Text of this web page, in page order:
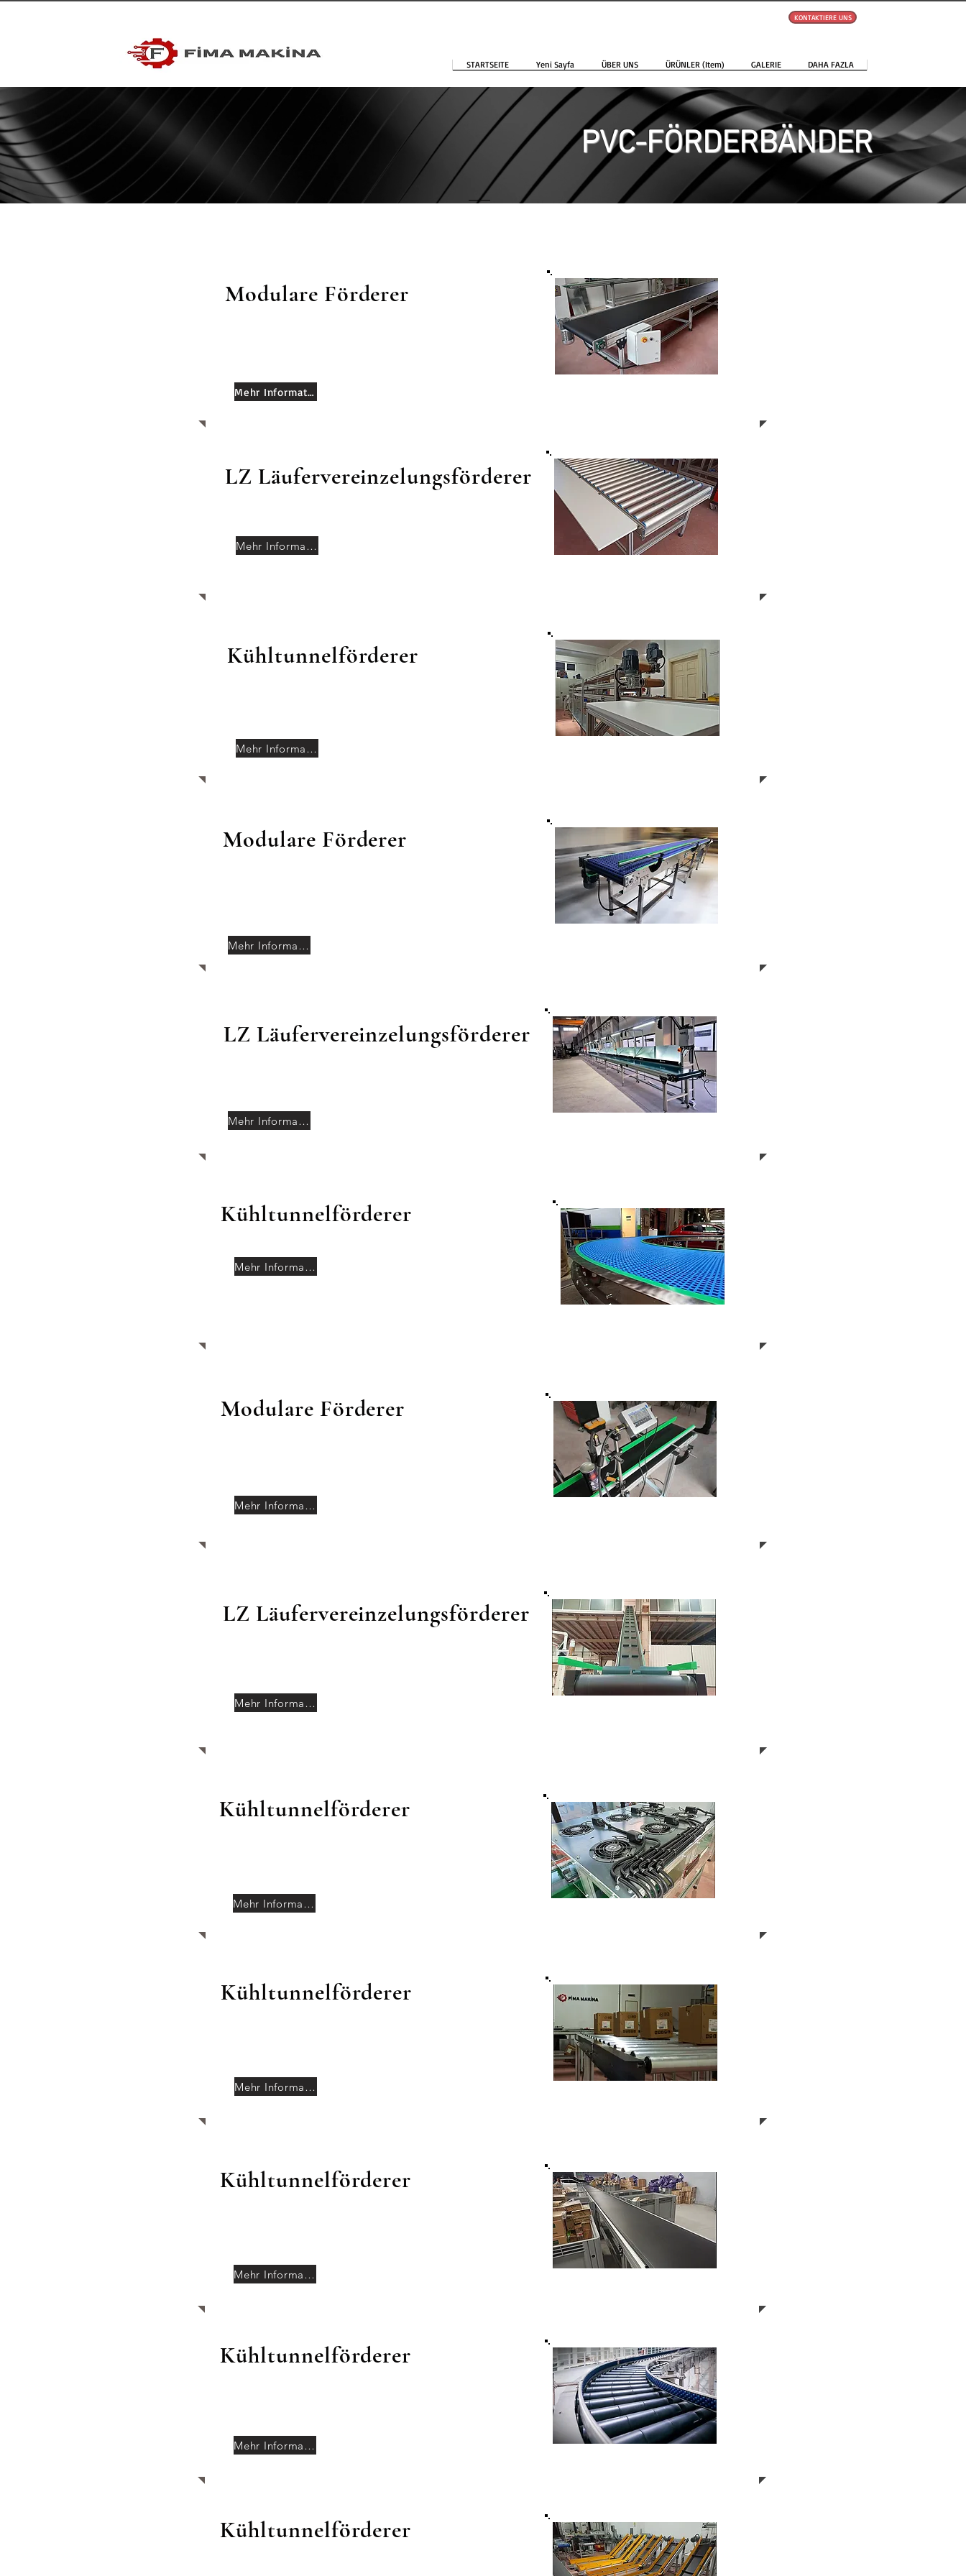
KONTAKTIERE UNS
STARTSEITE Yeni Sayfa ÜBER UNS ÜRÜNLER (Item) GALERIE DAHA FAZLA
PVC-FÖRDERBÄNDER
Modulare Förderer
Mehr Informationen
LZ Läufervereinzelungsförderer
Mehr Informationen
Kühltunnelförderer
Mehr Informationen
Modulare Förderer
Mehr Informationen
LZ Läufervereinzelungsförderer
Mehr Informationen
Kühltunnelförderer
Mehr Informationen
Modulare Förderer
Mehr Informationen
LZ Läufervereinzelungsförderer
Mehr Informationen
Kühltunnelförderer
Mehr Informationen
Kühltunnelförderer
Mehr Informationen
Kühltunnelförderer
Mehr Informationen
Kühltunnelförderer
Mehr Informationen
Kühltunnelförderer